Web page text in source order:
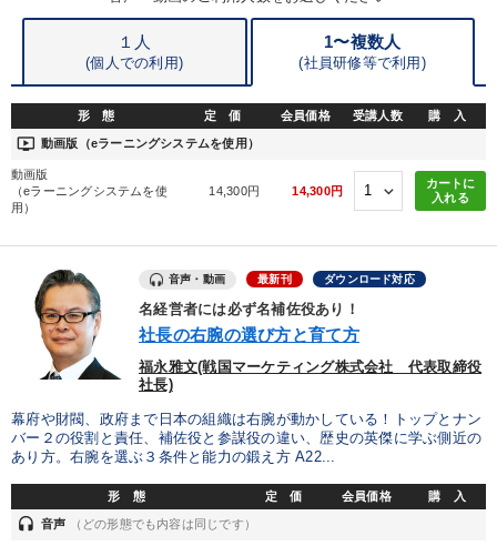
１人
(個人での利用)
1〜複数人
(社員研修等で利用)
形 態 定 価 会員価格 受講人数 購 入
ondemand_video 動画版（eラーニングシステムを使用）
動画版
（eラーニングシステムを使
用）
14,300円 14,300円
カートに
入れる
音声・動画 最新刊 ダウンロード対応
名経営者には必ず名補佐役あり！
社長の右腕の選び方と育て方
福永雅文(戦国マーケティング株式会社 代表取締役
社長)
幕府や財閥、政府まで日本の組織は右腕が動かしている！トップとナン
バー２の役割と責任、補佐役と参謀役の違い、歴史の英傑に学ぶ側近の
あり方。右腕を選ぶ３条件と能力の鍛え方 A22...
形 態 定 価 会員価格 購 入
headset 音声 （どの形態でも内容は同じです）